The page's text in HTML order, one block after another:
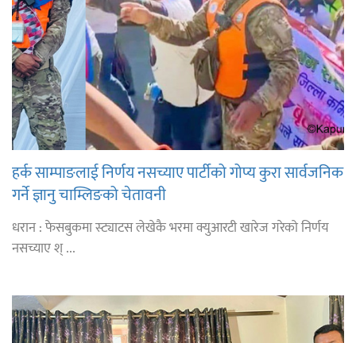
हर्क साम्पाङलाई निर्णय नसच्याए पार्टीको गोप्य कुरा सार्वजनिक
गर्ने ज्ञानु चाम्लिङको चेतावनी
धरान : फेसबुकमा स्ट्याटस लेखेकै भरमा क्युआरटी खारेज गरेको निर्णय
नसच्याए श् ...